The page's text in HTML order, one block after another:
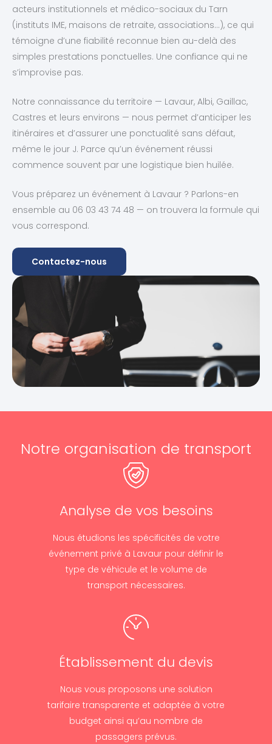
acteurs institutionnels et médico-sociaux du Tarn
(instituts IME, maisons de retraite, associations…), ce qui
témoigne d’une fiabilité reconnue bien au-delà des
simples prestations ponctuelles. Une confiance qui ne
s’improvise pas.
Notre connaissance du territoire — Lavaur, Albi, Gaillac,
Castres et leurs environs — nous permet d’anticiper les
itinéraires et d’assurer une ponctualité sans défaut,
même le jour J. Parce qu’un événement réussi
commence souvent par une logistique bien huilée.
Vous préparez un événement à Lavaur ? Parlons-en
ensemble au 06 03 43 74 48 — on trouvera la formule qui
vous correspond.
Contactez-nous
Notre organisation de transport
Analyse de vos besoins
Nous étudions les spécificités de votre
événement privé à Lavaur pour définir le
type de véhicule et le volume de
transport nécessaires.
Établissement du devis
Nous vous proposons une solution
tarifaire transparente et adaptée à votre
budget ainsi qu’au nombre de
passagers prévus.